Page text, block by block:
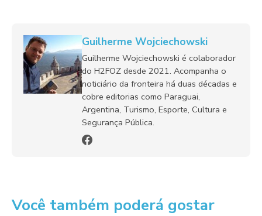
Guilherme Wojciechowski
Guilherme Wojciechowski é colaborador
do H2FOZ desde 2021. Acompanha o
noticiário da fronteira há duas décadas e
cobre editorias como Paraguai,
Argentina, Turismo, Esporte, Cultura e
Segurança Pública.
Você também poderá gostar